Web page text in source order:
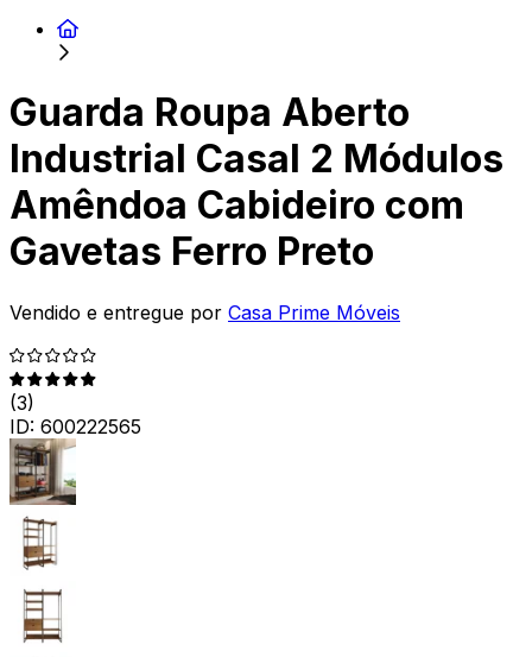
Guarda Roupa Aberto
Industrial Casal 2 Módulos
Amêndoa Cabideiro com
Gavetas Ferro Preto
Vendido e entregue por Casa Prime Móveis
(3)
ID: 600222565